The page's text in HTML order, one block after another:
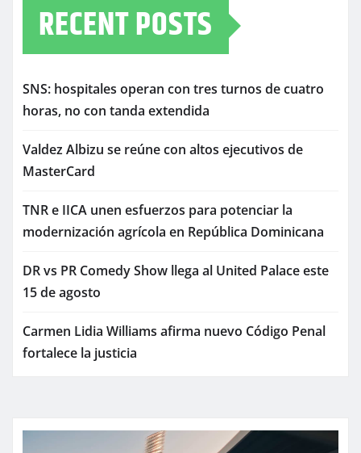
RECENT POSTS
SNS: hospitales operan con tres turnos de cuatro
horas, no con tanda extendida
Valdez Albizu se reúne con altos ejecutivos de
MasterCard
TNR e IICA unen esfuerzos para potenciar la
modernización agrícola en República Dominicana
DR vs PR Comedy Show llega al United Palace este
15 de agosto
Carmen Lidia Williams afirma nuevo Código Penal
fortalece la justicia